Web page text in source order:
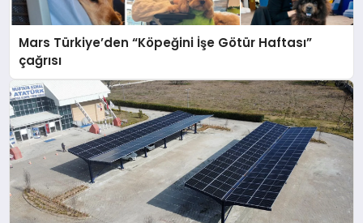
Mars Türkiye’den “Köpeğini İşe Götür Haftası”
çağrısı